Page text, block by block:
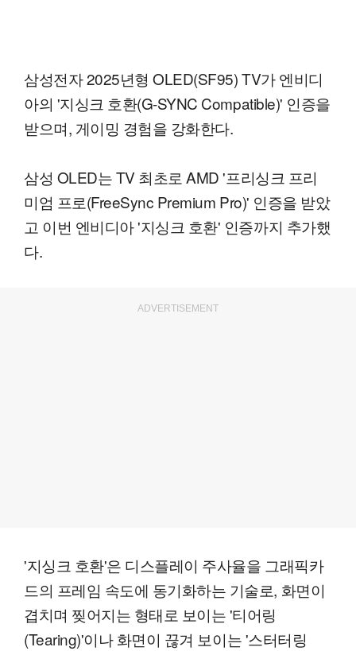
삼성전자 2025년형 OLED(SF95) TV가 엔비디
아의 '지싱크 호환(G-SYNC Compatible)' 인증을
받으며, 게이밍 경험을 강화한다.
삼성 OLED는 TV 최초로 AMD '프리싱크 프리
미엄 프로(FreeSync Premium Pro)' 인증을 받았
고 이번 엔비디아 '지싱크 호환' 인증까지 추가했
다.
ADVERTISEMENT
'지싱크 호환'은 디스플레이 주사율을 그래픽카
드의 프레임 속도에 동기화하는 기술로, 화면이
겹치며 찢어지는 형태로 보이는 '티어링
(Tearing)'이나 화면이 끊겨 보이는 '스터터링